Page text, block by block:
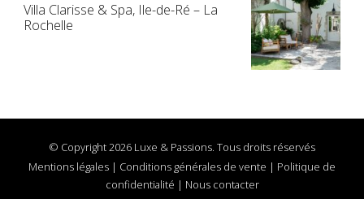
Villa Clarisse & Spa, Ile-de-Ré – La
Rochelle
© Copyright 2026 Luxe & Passions. Tous droits réservés
Mentions légales | Conditions générales de vente | Politique de
confidentialité | Nous contacter